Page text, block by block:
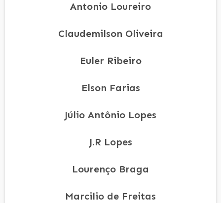
Antonio Loureiro
Claudemilson Oliveira
Euler Ribeiro
Elson Farias
Júlio Antônio Lopes
J.R Lopes
Lourenço Braga
Marcilio de Freitas